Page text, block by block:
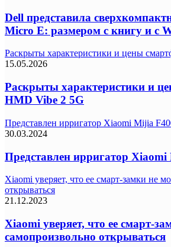
Dell представила
Micro E: размером с книгу и с
Раскрыты характеристики и цены
15.05.2026
Раскрыты характеристики и
HMD Vibe 2 5G
Представлен ирригатор Xiaomi Mijia
30.03.2024
Представлен ирригатор
Xiaomi уверяет, что ее смарт-замки не
открываться
21.12.2023
Xiaomi уверяет, что ее смарт-
самопроизвольно открываться